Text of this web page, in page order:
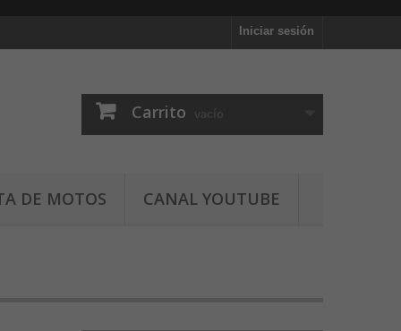
Iniciar sesión
Carrito vacío
DE MOTOS CANAL YOUTUBE